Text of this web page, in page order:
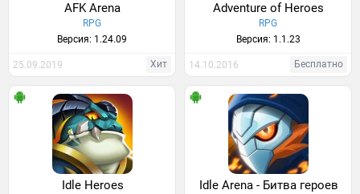
AFK Arena
RPG
Версия: 1.24.09
25.09.2019 Хит
Adventure of Heroes
RPG
Версия: 1.1.23
14.10.2016 Бесплатно
Idle Heroes Idle Arena - Битва героев